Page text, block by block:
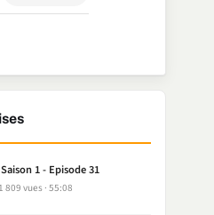
1 - Episode 31
809 vues 55:08